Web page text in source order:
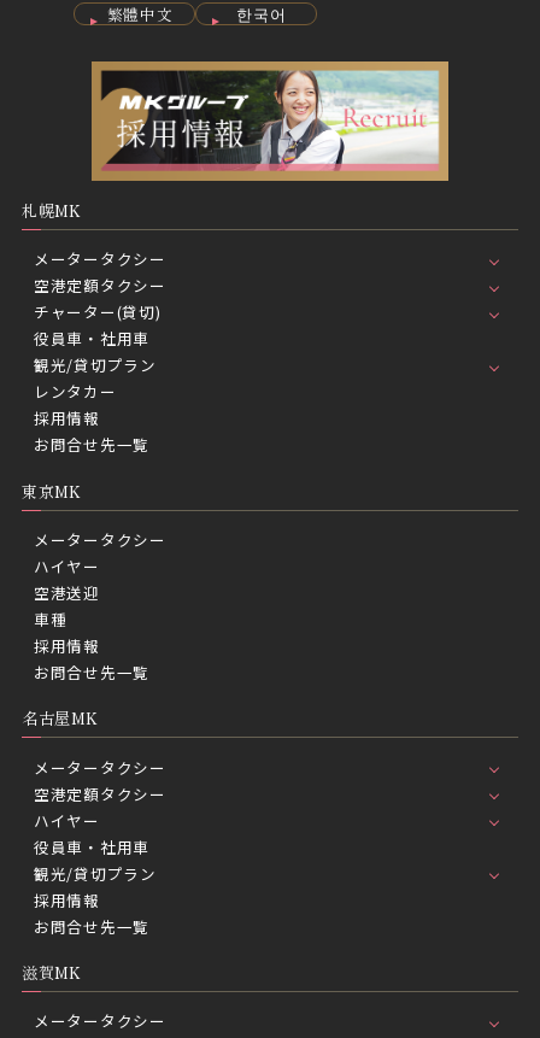
繁體中文
한국어
札幌MK
メータータクシー
空港定額タクシー
チャーター(貸切)
役員車・社用車
観光/貸切プラン
レンタカー
採用情報
お問合せ先一覧
東京MK
メータータクシー
ハイヤー
空港送迎
車種
採用情報
お問合せ先一覧
名古屋MK
メータータクシー
空港定額タクシー
ハイヤー
役員車・社用車
観光/貸切プラン
採用情報
お問合せ先一覧
滋賀MK
メータータクシー